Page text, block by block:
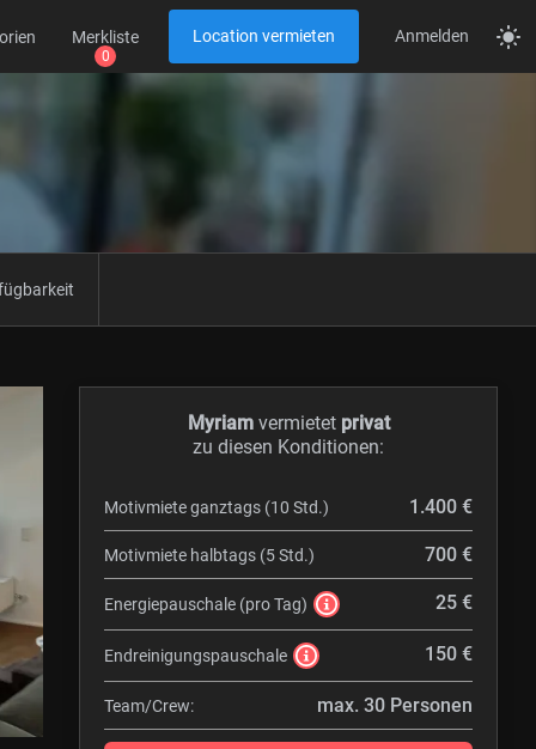
Merkliste Location vermieten Anmelden
Myriamvermietet privat
zu diesen Konditionen:
Motivmiete ganztags (10 Std.) 1.400 €
Motivmiete halbtags (5 Std.) 700 €
Energiepauschale (pro Tag) 25 €
Endreinigungspauschale 150 €
Team/Crew: max. 30 Personen